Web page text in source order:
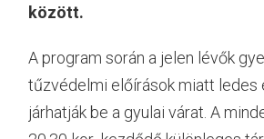
között.
A program során a jelen lévők
tűzvédelmi előírások miatt ledes
járhatják be a gyulai várat. A